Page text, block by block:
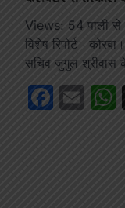
Views: 54 पाली से
विशेष रिपोर्ट
सचिव जुगुल